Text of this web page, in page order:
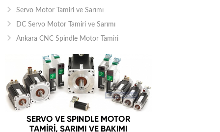
Servo Motor Tamiri ve Sarımı
DC Servo Motor Tamiri ve Sarımı
Ankara CNC Spindle Motor Tamiri